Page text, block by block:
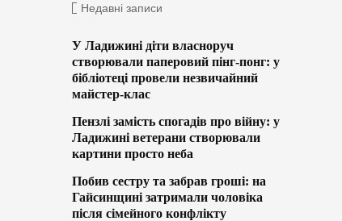
Недавні записи
У Ладижині діти власноруч
створювали паперовий пінг-понг: у
бібліотеці провели незвичайний
майстер-клас
Пензлі замість спогадів про війну: у
Ладижині ветерани створювали
картини просто неба
Побив сестру та забрав гроші: на
Гайсинщині затримали чоловіка
після сімейного конфлікту